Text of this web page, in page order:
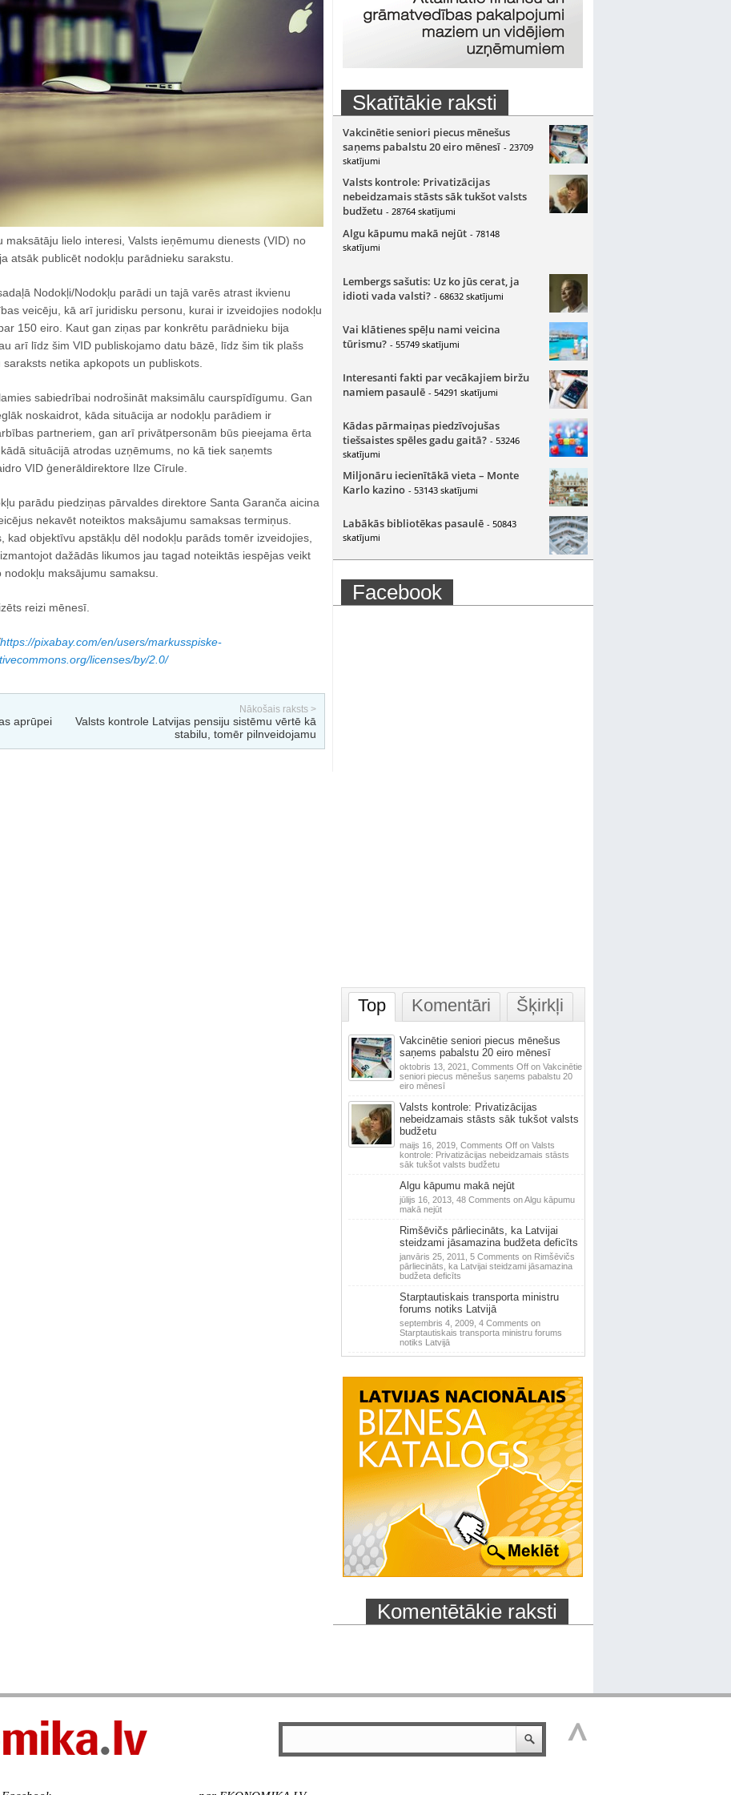
maksātāju lielo interesi, Valsts ieņēmumu dienests (VID) no
atsāk publicēt nodokļu parādnieku sarakstu.
Nodokļi/Nodokļu parādi un tajā varēs atrast ikvienu
veicēju, kā arī juridisku personu, kurai ir izveidojies nodokļu
150 eiro. Kaut gan ziņas par konkrētu parādnieku bija
arī līdz šim VID publiskojamo datu bāzē, līdz šim tik plašs
netika apkopots un publiskots.
sabiedrībai nodrošināt maksimālu caurspīdīgumu. Gan
noskaidrot, kāda situācija ar nodokļu parādiem ir
partneriem, gan arī privātpersonām būs pieejama ērta
situācijā atrodas uzņēmums, no kā tiek saņemts
VID ģenerāldirektore Ilze Cīrule.
parādu piedziņas pārvaldes direktore Santa Garanča aicina
nekavēt noteiktos maksājumu samaksas termiņus.
kad objektīvu apstākļu dēl nodokļu parāds tomēr izveidojies,
dažādās likumos jau tagad noteiktās iespējas veikt
maksājumu samaksu.
reizi mēnesī.
https://pixabay.com/en/users/markusspiske-
licenses/by/2.0/
aprūpei
Nākošais raksts >
Valsts kontrole Latvijas pensiju sistēmu vērtē kā
stabilu, tomēr pilnveidojamu
Skatītākie raksti
Vakcinētie seniori piecus mēnešus
saņems pabalstu 20 eiro mēnesī - 23709
skatījumi
Valsts kontrole: Privatizācijas
nebeidzamais stāsts sāk tukšot valsts
budžetu - 28764 skatījumi
Algu kāpumu makā nejūt - 78148
skatījumi
Lembergs sašutis: Uz ko jūs cerat, ja
idioti vada valsti? - 68632 skatījumi
Vai klātienes spēļu nami veicina
tūrismu? - 55749 skatījumi
Interesanti fakti par vecākajiem biržu
namiem pasaulē - 54291 skatījumi
Kādas pārmaiņas piedzīvojušas
tiešsaistes spēles gadu gaitā? - 53246
skatījumi
Miljonāru iecienītākā vieta – Monte
Karlo kazino - 53143 skatījumi
Labākās bibliotēkas pasaulē - 50843
skatījumi
Facebook
Top Komentāri Šķirkļi
Vakcinētie seniori piecus mēnešus
saņems pabalstu 20 eiro mēnesī
oktobris 13, 2021, Comments Offon Vakcinētie
seniori piecus mēnešus saņems pabalstu 20
eiro mēnesī
Valsts kontrole: Privatizācijas
nebeidzamais stāsts sāk tukšot valsts
budžetu
maijs 16, 2019, Comments Offon Valsts
kontrole: Privatizācijas nebeidzamais stāsts
sāk tukšot valsts budžetu
Algu kāpumu makā nejūt
jūlijs 16, 2013, 48 Comments on Algu kāpumu
makā nejūt
Rimšēvičs pārliecināts, ka Latvijai
steidzami jāsamazina budžeta deficīts
janvāris 25, 2011, 5 Comments on Rimšēvičs
pārliecināts, ka Latvijai steidzami jāsamazina
budžeta deficīts
Starptautiskais transporta ministru
forums notiks Latvijā
septembris 4, 2009, 4 Comments on
Starptautiskais transporta ministru forums
notiks Latvijā
Komentētākie raksti